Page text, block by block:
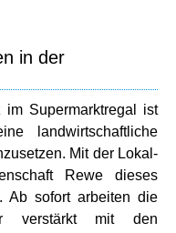
in der
Supermarktregal ist
landwirtschaftliche
Mit der Lokal-
Rewe dieses
Ab sofort arbeiten die
verstärkt mit den